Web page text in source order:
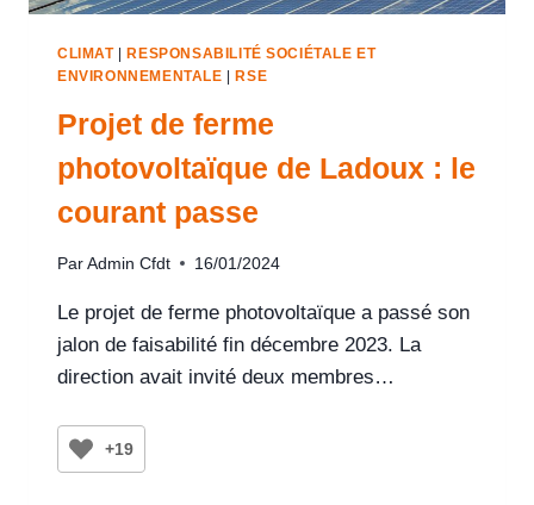
CLIMAT|
RESPONSABILITÉ SOCIÉTALE ET
ENVIRONNEMENTALE
RSE
Projet de ferme
photovoltaïque de Ladoux : le
courant passe
Par Admin Cfdt 16/01/2024
Le projet de ferme photovoltaïque a passé son
jalon de faisabilité fin décembre 2023. La
direction avait invité deux membres…
+19